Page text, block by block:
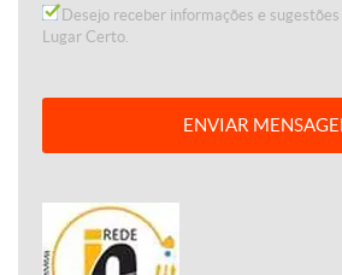
Desejo receber informações e
Lugar Certo.
ENVIAR